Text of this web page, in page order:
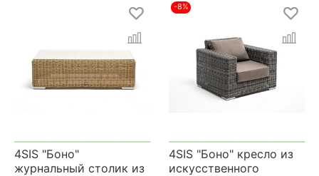
4SIS "Боно"
журнальный столик из
-8%
4SIS "Боно" кресло из
искусственного